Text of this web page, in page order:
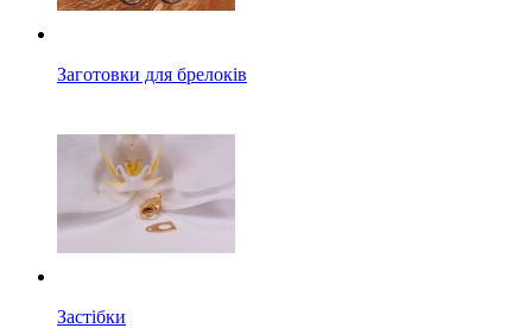
Заготовки для брелоків
Застібки